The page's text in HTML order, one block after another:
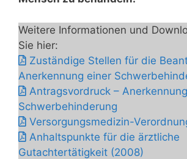
Weitere Informationen und
Sie hier:
Zuständige Stellen für die
Anerkennung einer
Antragsvordruck –
Schwerbehinderung
Versorgungsmedizin-
Anhaltspunkte für die ärztliche
Gutachtertätigkeit (2008)